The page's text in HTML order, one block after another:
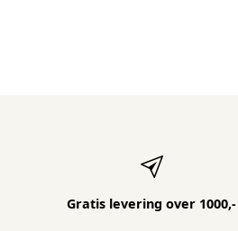
Gratis levering over 1000,-